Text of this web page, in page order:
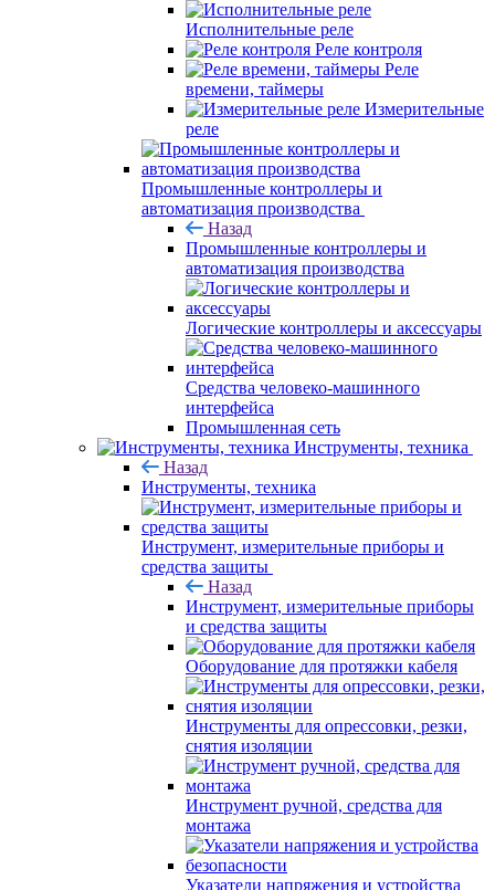
Исполнительные реле
Реле контроля
Реле
времени, таймеры
Измерительные
реле
Промышленные контроллеры и
автоматизация производства
Назад
Промышленные контроллеры и
автоматизация производства
Логические контроллеры и аксессуары
Средства человеко-машинного
интерфейса
Промышленная сеть
Инструменты, техника
Назад
Инструменты, техника
Инструмент, измерительные приборы и
средства защиты
Назад
Инструмент, измерительные приборы
и средства защиты
Оборудование для протяжки кабеля
Инструменты для опрессовки, резки,
снятия изоляции
Инструмент ручной, средства для
монтажа
Указатели напряжения и устройства